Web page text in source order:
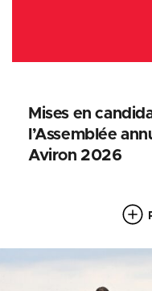
Mises en
l’Assemblée
Aviron 2026